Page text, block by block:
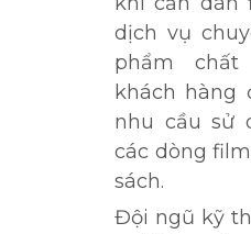
dịch vụ
phẩm
khách hàng
nhu cầu sử
các dòng
sách.
Đội ngũ kỹ